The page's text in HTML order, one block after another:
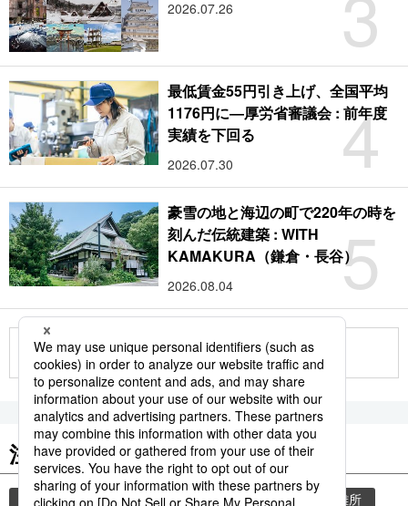
2026.07.26
4
最低賃金55円引き上げ、全国平均
1176円に―厚労省審議会 : 前年度
実績を下回る
2026.07.30
5
豪雪の地と海辺の町で220年の時を
刻んだ伝統建築 : WITH
KAMAKURA（鎌倉・長谷）
2026.08.04
もっと見る
注目のキーワード
共同通信ニュース 気象・災害 災害 避難所